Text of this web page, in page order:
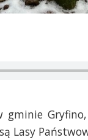
gminie
Lasy